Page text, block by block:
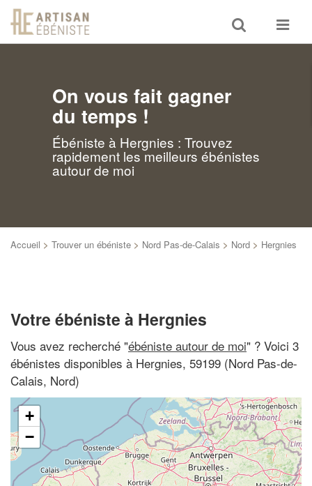
Toggle
search
Toggle
On vous fait gagner
du temps !
Ébéniste à Hergnies : Trouvez
rapidement les meilleurs ébénistes
autour de moi
Accueil > Trouver un ébéniste > Nord Pas-de-Calais > Nord > Hergnies
Votre ébéniste à Hergnies
Vous avez recherché "ébéniste autour de moi" ? Voici 3
ébénistes disponibles à Hergnies, 59199 (Nord Pas-de-
Calais, Nord)
+
−